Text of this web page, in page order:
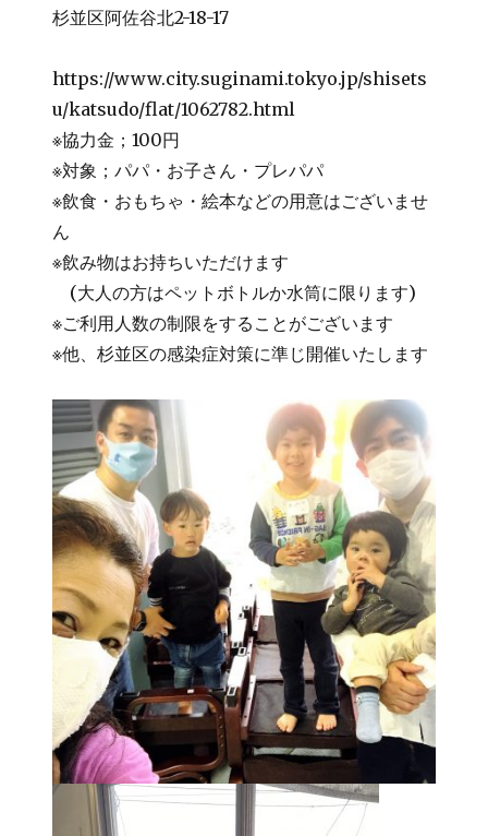
杉並区阿佐谷北2-18-17
https://www.city.suginami.tokyo.jp/shisets
u/katsudo/flat/1062782.html
※協力金；100円
※対象；パパ・お子さん・プレパパ
※飲食・おもちゃ・絵本などの用意はございませ
ん
※飲み物はお持ちいただけます
(大人の方はペットボトルか水筒に限ります)
※ご利用人数の制限をすることがございます
※他、杉並区の感染症対策に準じ開催いたします